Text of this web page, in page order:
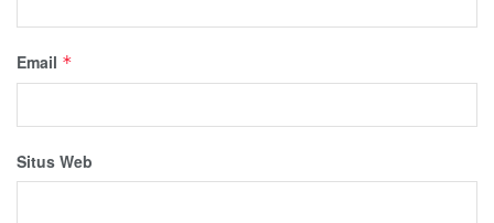
Email *
Situs Web